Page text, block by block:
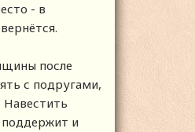
- в
после
с подругами,
Навестить
поддержит и